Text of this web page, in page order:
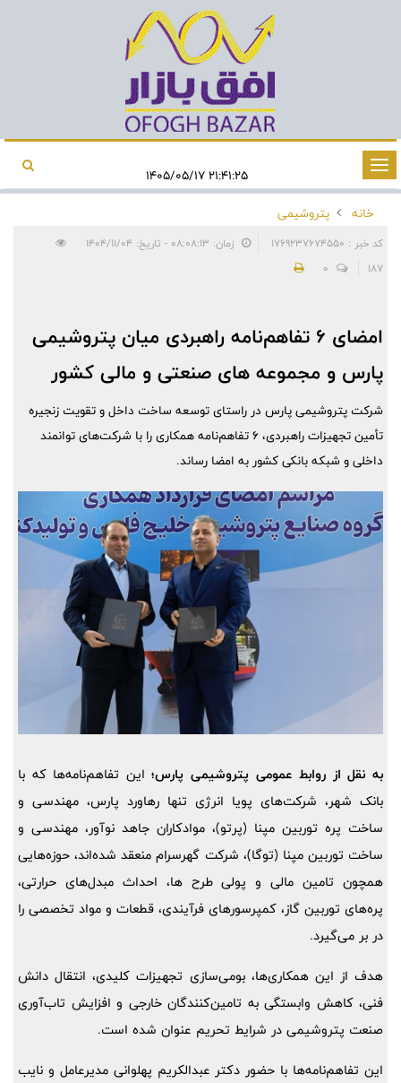
تغییر
وضعیت
ناوبری
۲۱:۴۱:۲۵ ۱۴۰۵/۰۵/۱۷
خانه
پتروشیمی
کد خبر : 1769237674550
زمان: ۰۸:۰۸:۱۳ - تاریخ: ۱۴۰۴/۱۱/۰۴
187
0
امضای ۶ تفاهم‌نامه راهبردی میان پتروشیمی
پارس و مجموعه های صنعتی و مالی کشور
شرکت پتروشیمی پارس در راستای توسعه ساخت داخل و تقویت زنجیره
تأمین تجهیزات راهبردی، ۶ تفاهم‌نامه همکاری را با شرکت‌های توانمند
داخلی و شبکه بانکی کشور به امضا رساند.
به نقل از روابط عمومی پتروشیمی پارس؛این تفاهم‌نامه‌ها که با
بانک شهر، شرکت‌های پویا انرژی تنها رهاورد پارس، مهندسی و
ساخت پره توربین مپنا (پرتو)، موادکاران جاهد نوآور، مهندسی و
ساخت توربین مپنا (توگا)، شرکت گهرسرام منعقد شده‌اند، حوزه‌هایی
همچون تامین مالی و پولی طرح ها، احداث مبدل‌های حرارتی،
پره‌های توربین گاز، کمپرسورهای فرآیندی، قطعات و مواد تخصصی را
در بر می‌گیرد.
هدف از این همکاری‌ها، بومی‌سازی تجهیزات کلیدی، انتقال دانش
فنی، کاهش وابستگی به تامین‌کنندگان خارجی و افزایش تاب‌آوری
صنعت پتروشیمی در شرایط تحریم عنوان شده است.
این تفاهم‌نامه‌ها با حضور دکتر عبدالکریم پهلوانی مدیرعامل و نایب